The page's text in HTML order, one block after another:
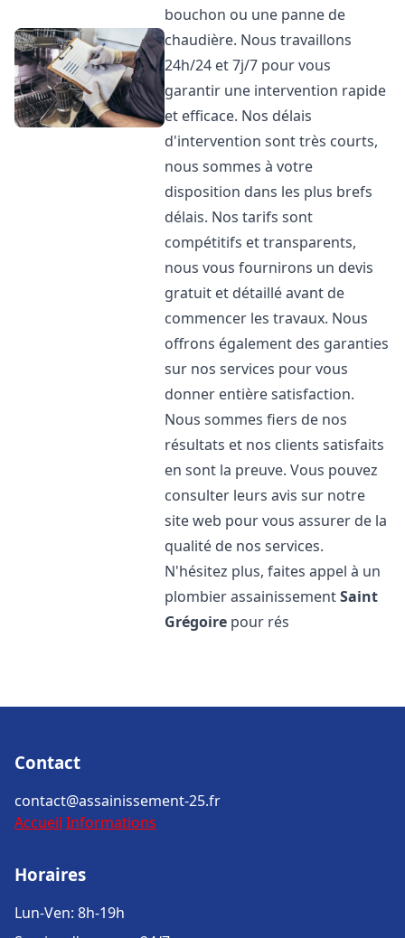
bouchon ou une panne de
chaudière. Nous travaillons
24h/24 et 7j/7 pour vous
garantir une intervention rapide
et efficace. Nos délais
d'intervention sont très courts,
nous sommes à votre
disposition dans les plus brefs
délais. Nos tarifs sont
compétitifs et transparents,
nous vous fournirons un devis
gratuit et détaillé avant de
commencer les travaux. Nous
offrons également des garanties
sur nos services pour vous
donner entière satisfaction.
Nous sommes fiers de nos
résultats et nos clients satisfaits
en sont la preuve. Vous pouvez
consulter leurs avis sur notre
site web pour vous assurer de la
qualité de nos services.
N'hésitez plus, faites appel à un
plombier assainissementSaint
Grégoire pour rés
Contact
contact@assainissement-25.fr
Accueil Informations
Horaires
Lun-Ven: 8h-19h